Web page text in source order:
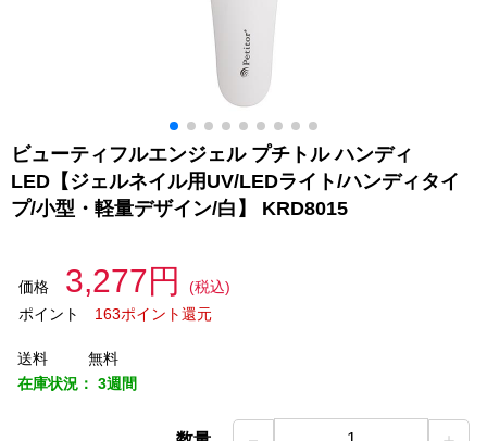
ビューティフルエンジェル プチトル ハンディ
LED【ジェルネイル用UV/LEDライト/ハンディタイ
プ/小型・軽量デザイン/白】 KRD8015
価格 3,277円
(税込)
ポイント
163ポイント還元
送料
無料
在庫状況： 3週間